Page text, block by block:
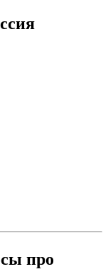
про